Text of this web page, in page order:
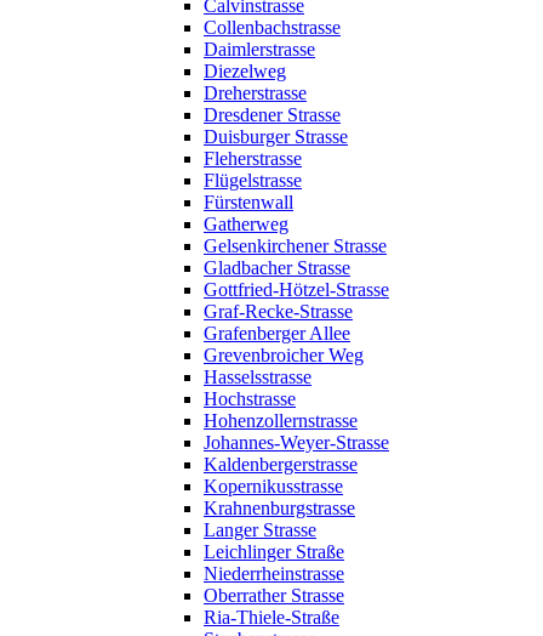
Calvinstrasse
Collenbachstrasse
Daimlerstrasse
Diezelweg
Dreherstrasse
Dresdener Strasse
Duisburger Strasse
Fleherstrasse
Flügelstrasse
Fürstenwall
Gatherweg
Gelsenkirchener Strasse
Gladbacher Strasse
Gottfried-Hötzel-Strasse
Graf-Recke-Strasse
Grafenberger Allee
Grevenbroicher Weg
Hasselsstrasse
Hochstrasse
Hohenzollernstrasse
Johannes-Weyer-Strasse
Kaldenbergerstrasse
Kopernikusstrasse
Krahnenburgstrasse
Langer Strasse
Leichlinger Straße
Niederrheinstrasse
Oberrather Strasse
Ria-Thiele-Straße